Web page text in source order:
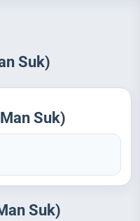
Suk)
Suk)
Suk)